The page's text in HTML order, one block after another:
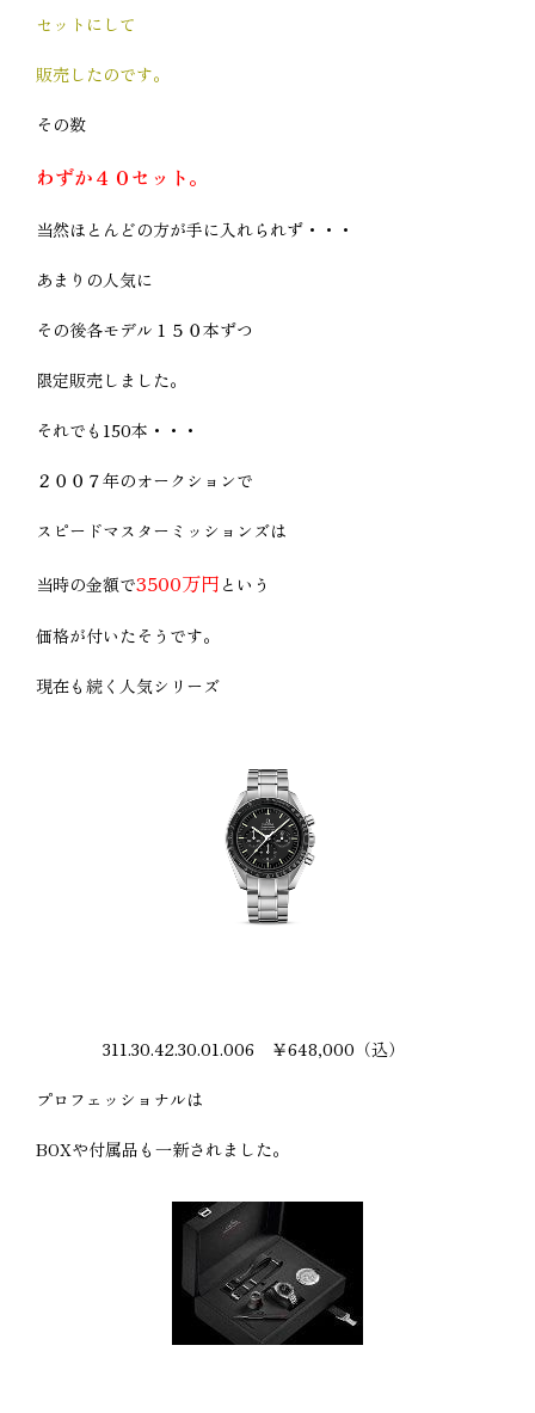
セットにして
販売したのです。
その数
わずか４０セット。
当然ほとんどの方が手に入れられず・・・
あまりの人気に
その後各モデル１５０本ずつ
限定販売しました。
それでも150本・・・
２００７年のオークションで
スピードマスターミッションズは
当時の金額で3500万円 という
価格が付いたそうです。
現在も続く人気シリーズ
311.30.42.30.01.006 ￥648,000（込）
プロフェッショナルは
BOXや付属品も一新されました。